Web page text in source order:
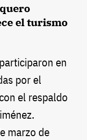
el turismo
en
por el
el respaldo
marzo de